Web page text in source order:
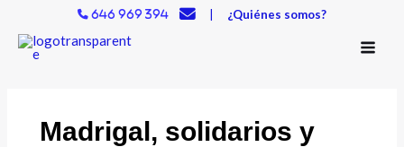
contenido
646 969 394 | ¿Quiénes somos?
Madrigal, solidarios y